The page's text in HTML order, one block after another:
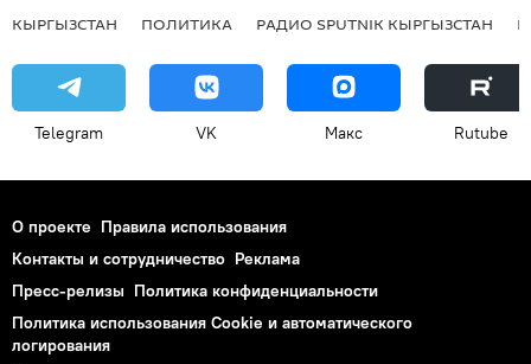
КЫРГЫЗСТАН ПОЛИТИКА РАДИО SPUTNIK КЫРГЫЗСТАН
Telegram VK Макс Rutube
О проекте Правила использования
Контакты и сотрудничество Реклама
Пресс-релизы Политика конфиденциальности
Политика использования Cookie и автоматического
логирования